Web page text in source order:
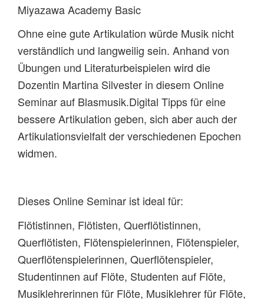
Miyazawa Academy Basic
Ohne eine gute Artikulation würde Musik nicht
verständlich und langweilig sein. Anhand von
Übungen und Literaturbeispielen wird die
Dozentin Martina Silvester in diesem Online
Seminar auf Blasmusik.Digital Tipps für eine
bessere Artikulation geben, sich aber auch der
Artikulationsvielfalt der verschiedenen Epochen
widmen.
Dieses Online Seminar ist ideal für:
Flötistinnen, Flötisten, Querflötistinnen,
Querflötisten, Flötenspielerinnen, Flötenspieler,
Querflötenspielerinnen, Querflötenspieler,
Studentinnen auf Flöte, Studenten auf Flöte,
Musiklehrerinnen für Flöte, Musiklehrer für Flöte,